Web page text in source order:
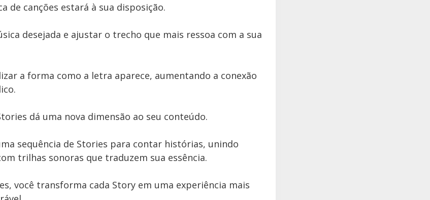
de canções estará à sua disposição.
desejada e ajustar o trecho que mais ressoa com a sua
a forma como a letra aparece, aumentando a conexão
dá uma nova dimensão ao seu conteúdo.
sequência de Stories para contar histórias, unindo
trilhas sonoras que traduzem sua essência.
você transforma cada Story em uma experiência mais